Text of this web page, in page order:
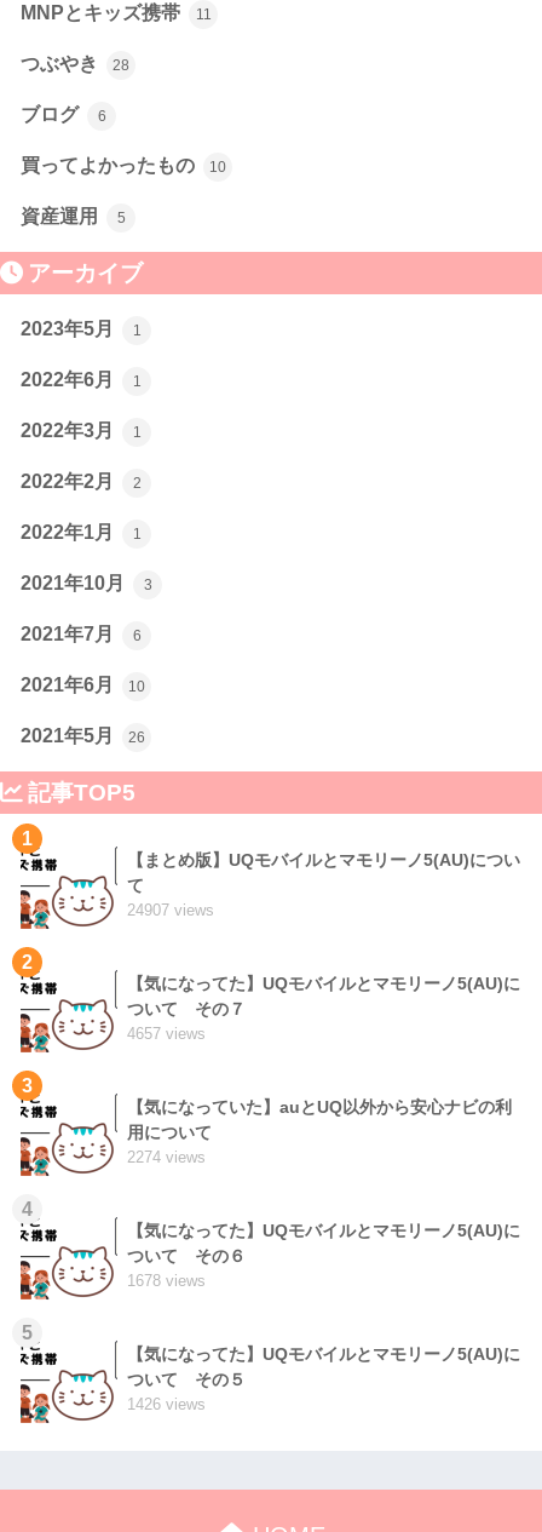
MNPとキッズ携帯 11
つぶやき 28
ブログ 6
買ってよかったもの 10
資産運用 5
アーカイブ
2023年5月 1
2022年6月 1
2022年3月 1
2022年2月 2
2022年1月 1
2021年10月 3
2021年7月 6
2021年6月 10
2021年5月 26
記事TOP5
1
【まとめ版】UQモバイルとマモリーノ5(AU)につい
て
24907 views
2
【気になってた】UQモバイルとマモリーノ5(AU)に
ついて その７
4657 views
3
【気になっていた】auとUQ以外から安心ナビの利
用について
2274 views
4
【気になってた】UQモバイルとマモリーノ5(AU)に
ついて その６
1678 views
5
【気になってた】UQモバイルとマモリーノ5(AU)に
ついて その５
1426 views